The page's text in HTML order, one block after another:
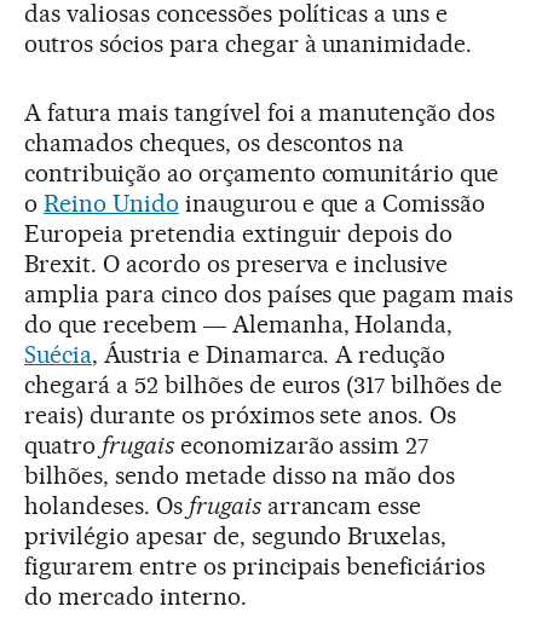
das valiosas concessões políticas a uns e
outros sócios para chegar à unanimidade.
A fatura mais tangível foi a manutenção dos
chamados cheques, os descontos na
contribuição ao orçamento comunitário que
o Reino Unido inaugurou e que a Comissão
Europeia pretendia extinguir depois do
Brexit. O acordo os preserva e inclusive
amplia para cinco dos países que pagam mais
do que recebem ― Alemanha, Holanda,
Suécia, Áustria e Dinamarca. A redução
chegará a 52 bilhões de euros (317 bilhões de
reais) durante os próximos sete anos. Os
quatro frugaiseconomizarão assim 27
bilhões, sendo metade disso na mão dos
holandeses. Os frugaisarrancam esse
privilégio apesar de, segundo Bruxelas,
figurarem entre os principais beneficiários
do mercado interno.